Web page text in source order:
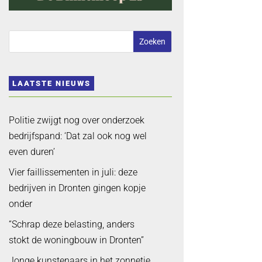
LAATSTE NIEUWS
Politie zwijgt nog over onderzoek
bedrijfspand: ‘Dat zal ook nog wel
even duren’
Vier faillissementen in juli: deze
bedrijven in Dronten gingen kopje
onder
“Schrap deze belasting, anders
stokt de woningbouw in Dronten”